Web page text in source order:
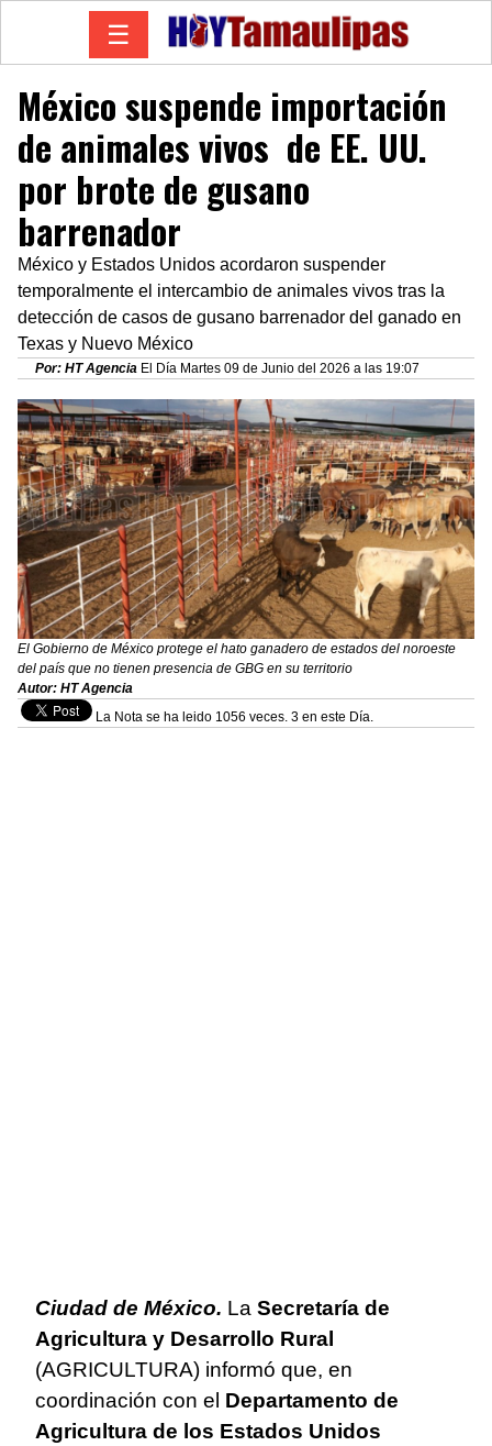
☰
México suspende importación
de animales vivos de EE. UU.
por brote de gusano
barrenador
México y Estados Unidos acordaron suspender
temporalmente el intercambio de animales vivos tras la
detección de casos de gusano barrenador del ganado en
Texas y Nuevo México
Por: HT Agencia El Día Martes 09 de Junio del 2026 a las 19:07
El Gobierno de México protege el hato ganadero de estados del noroeste
del país que no tienen presencia de GBG en su territorio
Autor: HT Agencia
La Nota se ha leido 1056 veces. 3 en este Día.
Ciudad de México. La Secretaría de
Agricultura y Desarrollo Rural
(AGRICULTURA) informó que, en
coordinación con el Departamento de
Agricultura de los Estados Unidos